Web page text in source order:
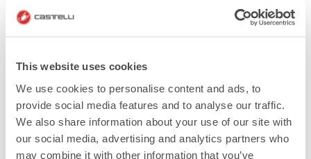
This website uses cookies
We use cookies to personalise content and ads, to
provide social media features and to analyse our traffic.
We also share information about your use of our site with
our social media, advertising and analytics partners who
may combine it with other information that you’ve